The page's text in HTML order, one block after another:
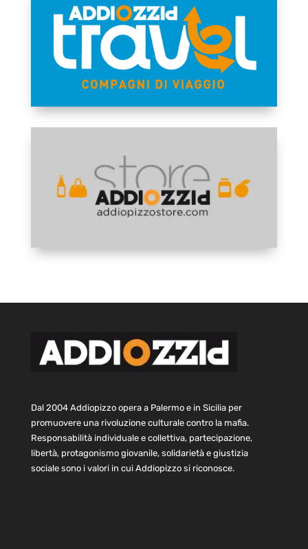
Dal 2004 Addiopizzo opera a Palermo e in Sicilia per
promuovere una rivoluzione culturale contro la mafia.
Responsabilità individuale e collettiva, partecipazione,
libertà, protagonismo giovanile, solidarietà e giustizia
sociale sono i valori in cui Addiopizzo si riconosce.